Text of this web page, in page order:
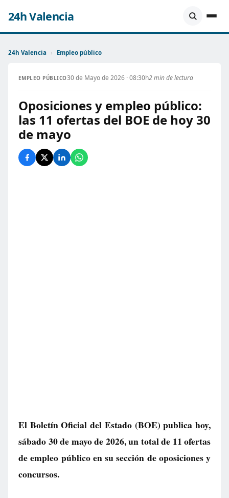
24h Valencia
24h Valencia › Empleo público
EMPLEO PÚBLICO30 de Mayo de 2026 · 08:30h2 min de lectura
Oposiciones y empleo público:
las 11 ofertas del BOE de hoy 30
de mayo
El Boletín Oficial del Estado (BOE) publica hoy,
sábado 30 de mayo de 2026, un total de 11 ofertas
de empleo públicoen su sección de oposiciones y
concursos.